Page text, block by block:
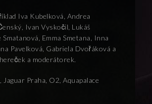
Iva Kubelková, Andrea
Ivan Vyskočil, Lukáš
Emma Smetana, Inna
Pavelková, Gabriela Dvořáková a
a moderátorek.
Praha, O2, Aquapalace